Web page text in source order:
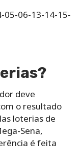
05-06-13-14-15-
deve
o resultado
loterias de
Sena,
é feita